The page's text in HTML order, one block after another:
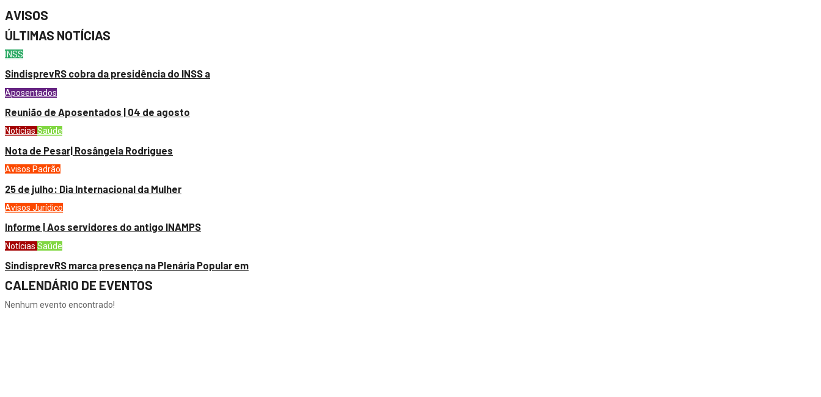
AVISOS
ÚLTIMAS NOTÍCIAS
INSS
SindisprevRS cobra da presidência do INSS a
Aposentados
Reunião de Aposentados | 04 de agosto
Notícias Saúde
Nota de Pesar| Rosângela Rodrigues
Avisos Padrão
25 de julho: Dia Internacional da Mulher
Avisos Jurídico
Informe | Aos servidores do antigo INAMPS
Notícias Saúde
SindisprevRS marca presença na Plenária Popular em
CALENDÁRIO DE EVENTOS
Nenhum evento encontrado!